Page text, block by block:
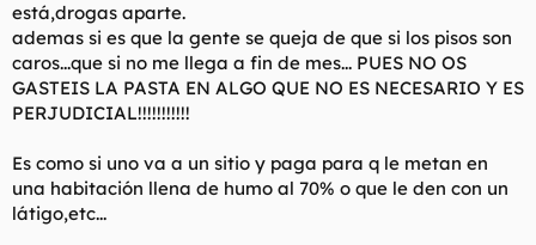
está,drogas aparte.
ademas si es que la gente se queja de que si los pisos son
caros...que si no me llega a fin de mes... PUES NO OS
GASTEIS LA PASTA EN ALGO QUE NO ES NECESARIO Y ES
PERJUDICIAL!!!!!!!!!!!
Es como si uno va a un sitio y paga para q le metan en
una habitación llena de humo al 70% o que le den con un
látigo,etc...